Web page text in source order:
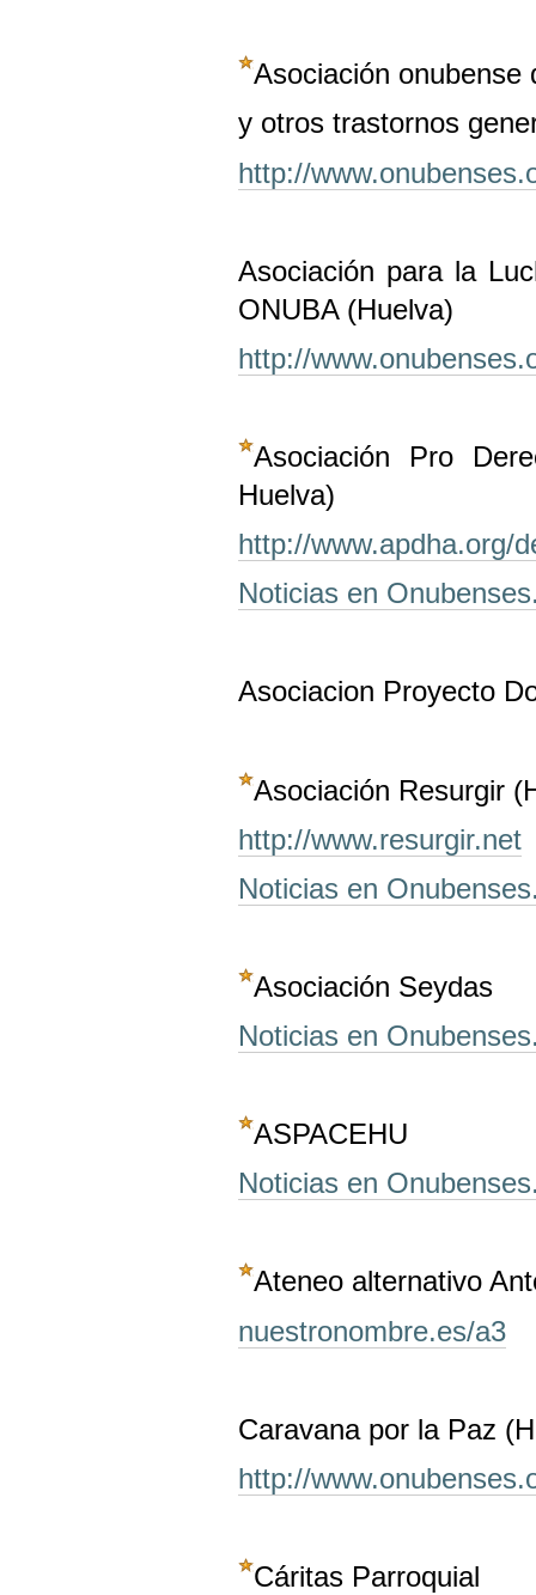
Asociación onubense
y otros trastornos
http://
Asociación para la
ONUBA (Huelva)
http://
Asociación Pro
Huelva)
http://www.apdha.org/
Noticias en
Asociacion Proyecto
Asociación Resurgir
http://www.resurgir.net
Noticias en
Asociación Seydas
Noticias en
ASPACEHU
Noticias en
Ateneo alternativo
nuestronombre.es/a3
Caravana por la Paz
http://
Cáritas Parroquial